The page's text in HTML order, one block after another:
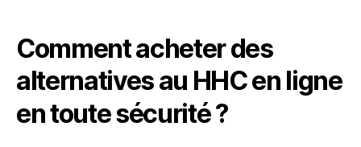
Comment acheter des
alternatives au HHC en ligne
en toute sécurité ?